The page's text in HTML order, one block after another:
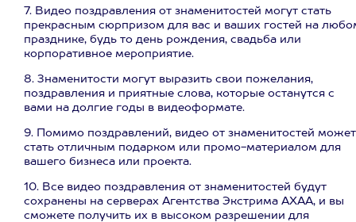
7. Видео поздравления от знаменитостей могут стать
прекрасным сюрпризом для вас и ваших гостей на
празднике, будь то день рождения, свадьба или
корпоративное мероприятие.
8. Знаменитости могут выразить свои пожелания,
поздравления и приятные слова, которые останутся с
вами на долгие годы в видеоформате.
9. Помимо поздравлений, видео от знаменитостей может
стать отличным подарком или промо-материалом для
вашего бизнеса или проекта.
10. Все видео поздравления от знаменитостей будут
сохранены на серверах Агентства Экстрима АХАА, и вы
сможете получить их в высоком разрешении для